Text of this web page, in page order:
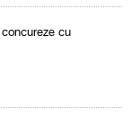
cu